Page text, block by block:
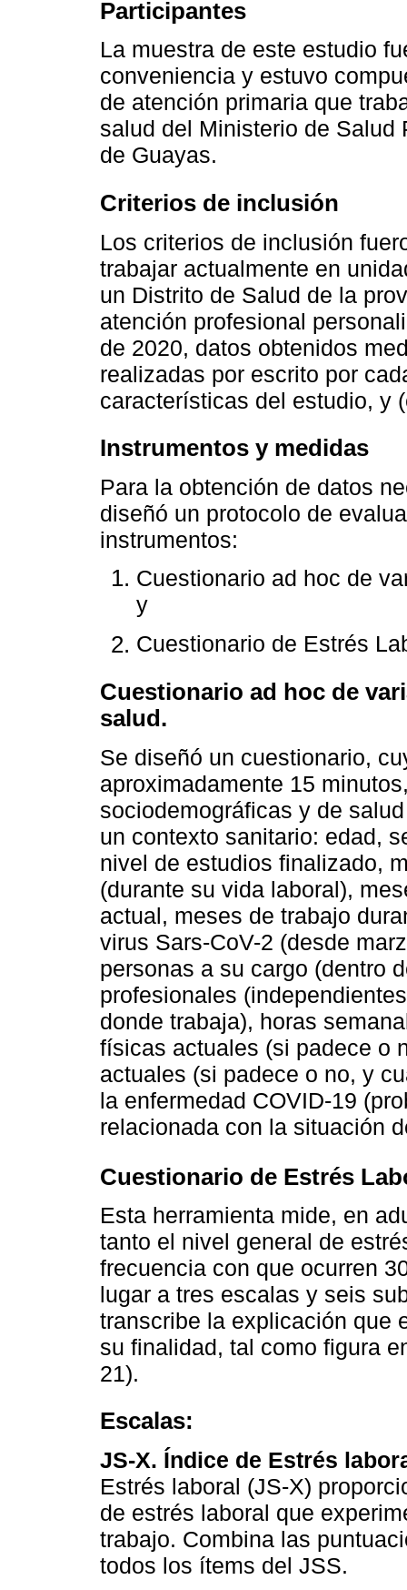
Participantes
La muestra de este estudio
conveniencia y estuvo
de atención primaria que
salud del Ministerio de Salud
de Guayas.
Criterios de inclusión
Los criterios de inclusión
trabajar actualmente en
un Distrito de Salud de la
atención profesional
de 2020, datos obtenidos
realizadas por escrito por
características del estudio, y
Instrumentos y medidas
Para la obtención de datos
diseñó un protocolo de
instrumentos:
Cuestionario ad hoc de
y
Cuestionario de Estrés
Cuestionario ad hoc de
salud.
Se diseñó un cuestionario,
aproximadamente 15
sociodemográficas y de
un contexto sanitario: edad,
nivel de estudios finalizado,
(durante su vida laboral),
actual, meses de trabajo
virus Sars-CoV-2 (desde
personas a su cargo (dentro
profesionales
donde trabaja), horas
físicas actuales (si padece o
actuales (si padece o no, y
la enfermedad COVID-19
relacionada con la situación
Cuestionario de Estrés
Esta herramienta mide, en
tanto el nivel general de
frecuencia con que ocurren
lugar a tres escalas y seis
transcribe la explicación que
su finalidad, tal como figura
21).
Escalas:
JS-X. Índice de Estrés
Estrés laboral (JS-X)
de estrés laboral que
trabajo. Combina las
todos los ítems del JSS.